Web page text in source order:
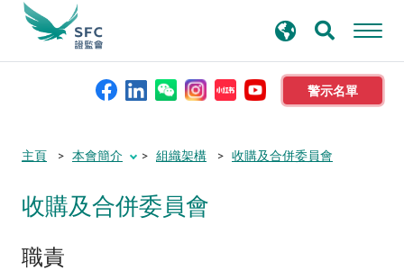
警示名單
本會簡介
監管職能
規則及標準
尋
主頁 本會簡介 組織架構 收購及合併委員會
收購及合併委員會
職責